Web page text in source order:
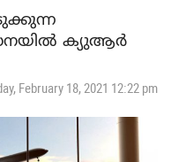
ക്യുആര്‍
February 18, 2021 12:22 pm